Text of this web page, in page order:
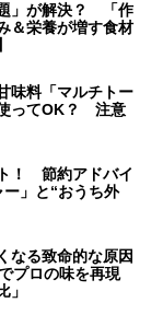
」が解決？ 「作
＆栄養が増す食材
味料「マルチトー
ってOK？ 注意
！ 節約アドバイ
」と“おうち外
なる致命的な原因
プロの味を再現
」